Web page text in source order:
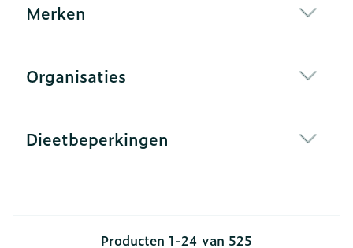
Merken
Organisaties
Dieetbeperkingen
Producten 1-24 van 525